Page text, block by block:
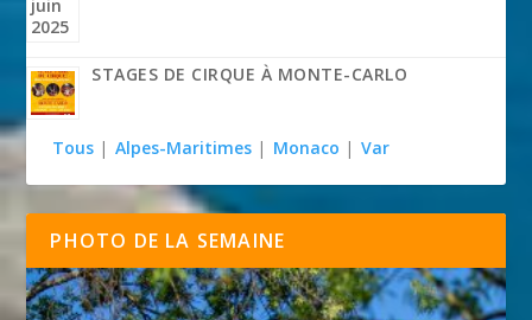
STAGES DE CIRQUE À MONTE-CARLO
Tous | Alpes-Maritimes | Monaco | Var
PHOTO DE LA SEMAINE